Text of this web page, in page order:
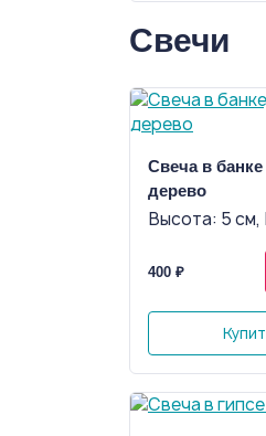
Свечи
Свеча в
дерево
Высота: 5
400 ₽